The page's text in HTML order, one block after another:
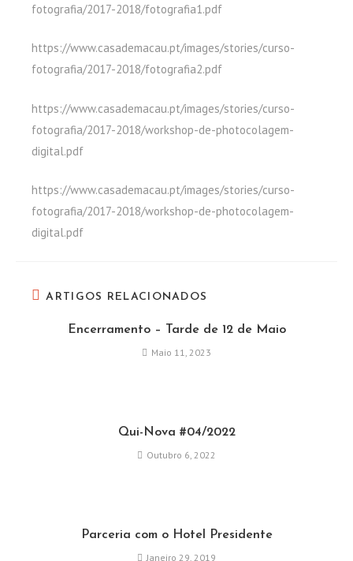
fotografia/2017-2018/fotografia1.pdf
https://www.casademacau.pt/images/stories/curso-
fotografia/2017-2018/fotografia2.pdf
https://www.casademacau.pt/images/stories/curso-
fotografia/2017-2018/workshop-de-photocolagem-
digital.pdf
https://www.casademacau.pt/images/stories/curso-
fotografia/2017-2018/workshop-de-photocolagem-
digital.pdf
ARTIGOS RELACIONADOS
Encerramento – Tarde de 12 de Maio
Maio 11, 2023
Qui-Nova #04/2022
Outubro 6, 2022
Parceria com o Hotel Presidente
Janeiro 29, 2019